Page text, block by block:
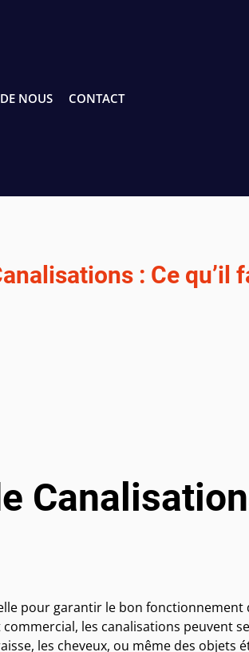
NOUS CONTACT
: Ce qu’il
pour garantir le bon fonctionnement
les canalisations peuvent
les cheveux, ou même des objets